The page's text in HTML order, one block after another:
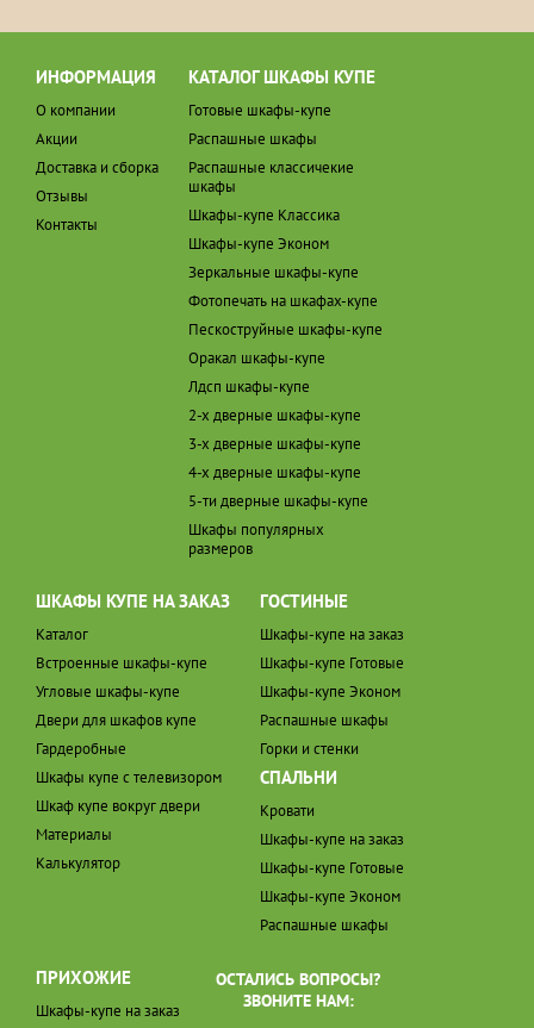
ИНФОРМАЦИЯ
О компании
Акции
Доставка и сборка
Отзывы
Контакты
КАТАЛОГ ШКАФЫ КУПЕ
Готовые шкафы-купе
Распашные шкафы
Распашные классичекие
шкафы
Шкафы-купе Классика
Шкафы-купе Эконом
Зеркальные шкафы-купе
Фотопечать на шкафах-купе
Пескоструйные шкафы-купе
Оракал шкафы-купе
Лдсп шкафы-купе
2-х дверные шкафы-купе
3-х дверные шкафы-купе
4-х дверные шкафы-купе
5-ти дверные шкафы-купе
Шкафы популярных
размеров
ШКАФЫ КУПЕ НА ЗАКАЗ
Каталог
Встроенные шкафы-купе
Угловые шкафы-купе
Двери для шкафов купе
Гардеробные
Шкафы купе с телевизором
Шкаф купе вокруг двери
Материалы
Калькулятор
ГОСТИНЫЕ
Шкафы-купе на заказ
Шкафы-купе Готовые
Шкафы-купе Эконом
Распашные шкафы
Горки и стенки
СПАЛЬНИ
Кровати
Шкафы-купе на заказ
Шкафы-купе Готовые
Шкафы-купе Эконом
Распашные шкафы
ПРИХОЖИЕ
Шкафы-купе на заказ
ОСТАЛИСЬ ВОПРОСЫ?
ЗВОНИТЕ НАМ: